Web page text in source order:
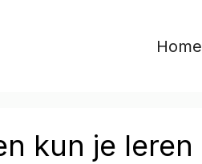
Home
kun je leren